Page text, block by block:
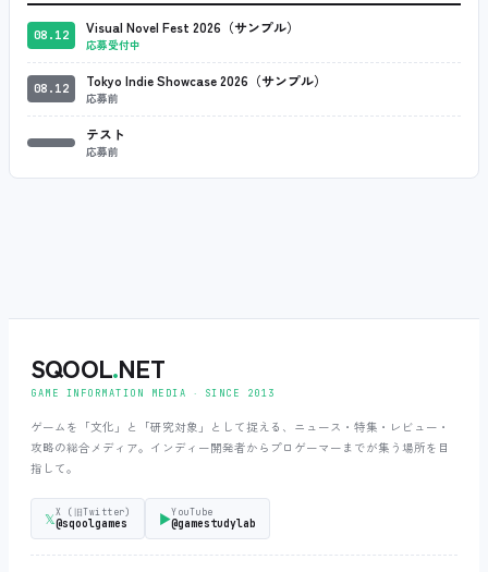
08.12 Visual Novel Fest 2026（サンプル）
応募受付中
08.12 Tokyo Indie Showcase 2026（サンプル）
応募前
テスト
応募前
SQOOL.NET
GAME INFORMATION MEDIA ‧ SINCE 2013
ゲームを「文化」と「研究対象」として捉える、ニュース・特集・レビュー・
攻略の総合メディア。インディー開発者からプロゲーマーまでが集う場所を目
指して。
𝕏X (旧Twitter)
@sqoolgames ▶YouTube
@gamestudylab